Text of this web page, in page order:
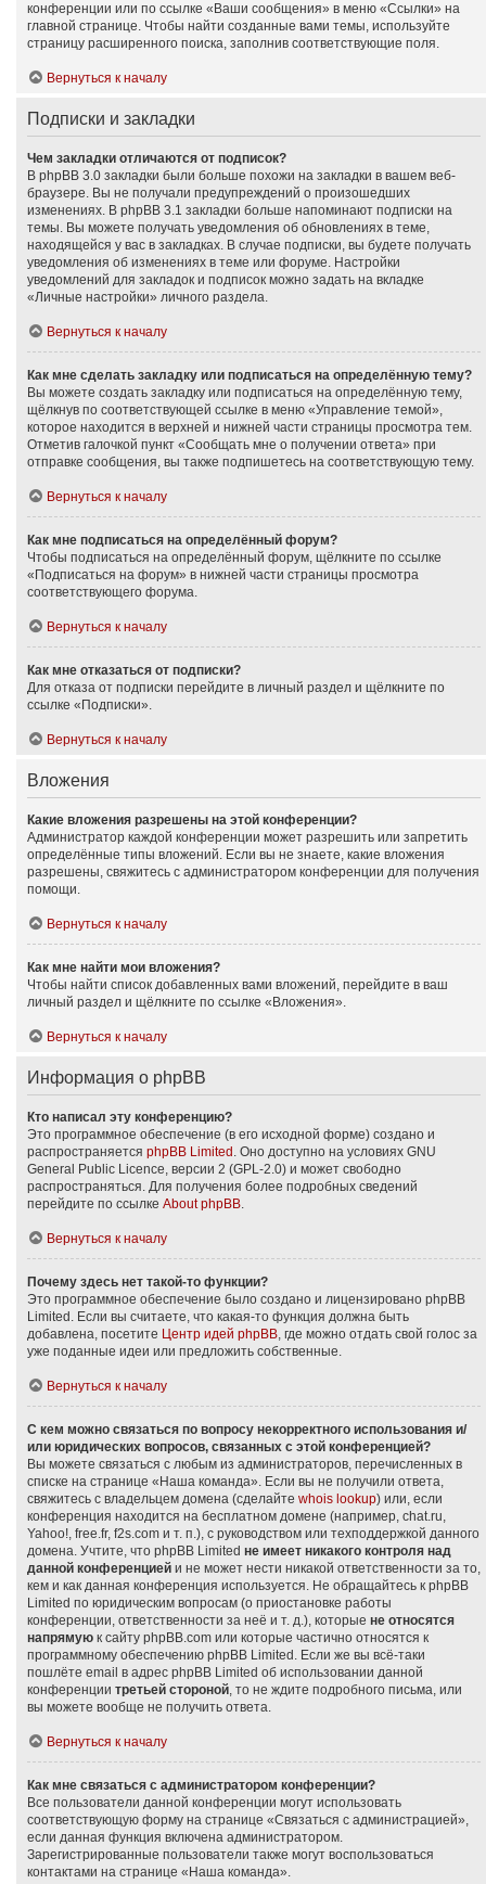
конференции или по ссылке «Ваши сообщения» в меню «Ссылки» на
главной странице. Чтобы найти созданные вами темы, используйте
страницу расширенного поиска, заполнив соответствующие поля.
Вернуться к началу
Подписки и закладки
Чем закладки отличаются от подписок?
В phpBB 3.0 закладки были больше похожи на закладки в вашем веб-
браузере. Вы не получали предупреждений о произошедших
изменениях. В phpBB 3.1 закладки больше напоминают подписки на
темы. Вы можете получать уведомления об обновлениях в теме,
находящейся у вас в закладках. В случае подписки, вы будете получать
уведомления об изменениях в теме или форуме. Настройки
уведомлений для закладок и подписок можно задать на вкладке
«Личные настройки» личного раздела.
Вернуться к началу
Как мне сделать закладку или подписаться на определённую тему?
Вы можете создать закладку или подписаться на определённую тему,
щёлкнув по соответствующей ссылке в меню «Управление темой»,
которое находится в верхней и нижней части страницы просмотра тем.
Отметив галочкой пункт «Сообщать мне о получении ответа» при
отправке сообщения, вы также подпишетесь на соответствующую тему.
Вернуться к началу
Как мне подписаться на определённый форум?
Чтобы подписаться на определённый форум, щёлкните по ссылке
«Подписаться на форум» в нижней части страницы просмотра
соответствующего форума.
Вернуться к началу
Как мне отказаться от подписки?
Для отказа от подписки перейдите в личный раздел и щёлкните по
ссылке «Подписки».
Вернуться к началу
Вложения
Какие вложения разрешены на этой конференции?
Администратор каждой конференции может разрешить или запретить
определённые типы вложений. Если вы не знаете, какие вложения
разрешены, свяжитесь с администратором конференции для получения
помощи.
Вернуться к началу
Как мне найти мои вложения?
Чтобы найти список добавленных вами вложений, перейдите в ваш
личный раздел и щёлкните по ссылке «Вложения».
Вернуться к началу
Информация о phpBB
Кто написал эту конференцию?
Это программное обеспечение (в его исходной форме) создано и
распространяется phpBB Limited . Оно доступно на условиях GNU
General Public Licence, версии 2 (GPL-2.0) и может свободно
распространяться. Для получения более подробных сведений
перейдите по ссылке About phpBB.
Вернуться к началу
Почему здесь нет такой-то функции?
Это программное обеспечение было создано и лицензировано phpBB
Limited. Если вы считаете, что какая-то функция должна быть
добавлена, посетите Центр идей phpBB, где можно отдать свой голос за
уже поданные идеи или предложить собственные.
Вернуться к началу
С кем можно связаться по вопросу некорректного использования и/
или юридических вопросов, связанных с этой конференцией?
Вы можете связаться с любым из администраторов, перечисленных в
списке на странице «Наша команда». Если вы не получили ответа,
свяжитесь с владельцем домена (сделайте whois lookup) или, если
конференция находится на бесплатном домене (например, chat.ru,
Yahoo!, free.fr, f2s.com и т. п.), с руководством или техподдержкой данного
домена. Учтите, что phpBB Limited не имеет никакого контроля над
данной конференцией и не может нести никакой ответственности за то,
кем и как данная конференция используется. Не обращайтесь к phpBB
Limited по юридическим вопросам (о приостановке работы
конференции, ответственности за неё и т. д.), которые не относятся
напрямую к сайту phpBB.com или которые частично относятся к
программному обеспечению phpBB Limited. Если же вы всё-таки
пошлёте email в адрес phpBB Limited об использовании данной
конференции третьей стороной, то не ждите подробного письма, или
вы можете вообще не получить ответа.
Вернуться к началу
Как мне связаться с администратором конференции?
Все пользователи данной конференции могут использовать
соответствующую форму на странице «Связаться с администрацией»,
если данная функция включена администратором.
Зарегистрированные пользователи также могут воспользоваться
контактами на странице «Наша команда».